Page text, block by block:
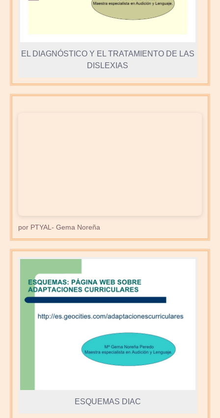
EL DIAGNÓSTICO Y EL TRATAMIENTO DE LAS
DISLEXIAS
por PTYAL- Gema Noreña
ESQUEMAS DIAC